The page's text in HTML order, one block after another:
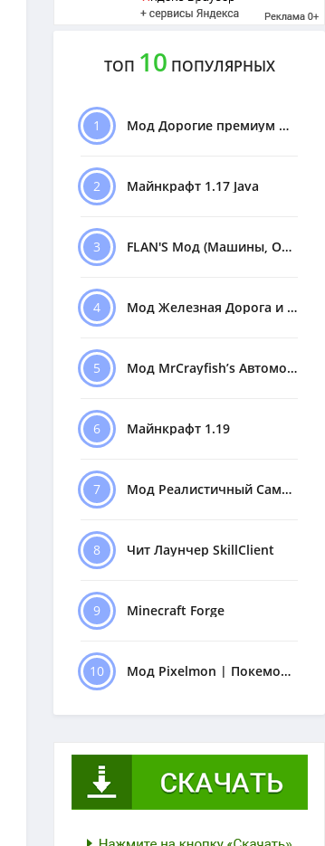
ТОП 10 ПОПУЛЯРНЫХ
1 Мод Дорогие премиум Машины
2 Майнкрафт 1.17 Java
3 FLAN'S Мод (Машины, Оружие)
4 Мод Железная Дорога и Поезда
5 Мод MrCrayfish’s Автомобили
6 Майнкрафт 1.19
7 Мод Реалистичный Самолёт
8 Чит Лаунчер SkillClient
9 Minecraft Forge
10 Мод Pixelmon | Покемоны